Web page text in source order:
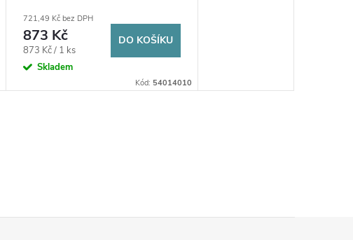
poniklovaný
721,49 Kč bez DPH
873 Kč
Měrná
cena:
873 Kč / 1 ks
Skladem
DO KOŠÍKU
Kód: 54014010